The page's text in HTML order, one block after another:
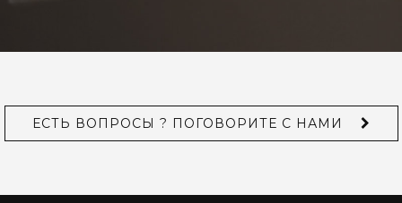
ЕСТЬ ВОПРОСЫ ? ПОГОВОРИТЕ С НАМИ